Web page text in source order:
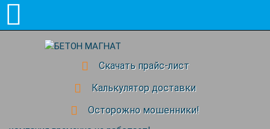
Скачать прайс-лист
Калькулятор доставки
Осторожно мошенники!